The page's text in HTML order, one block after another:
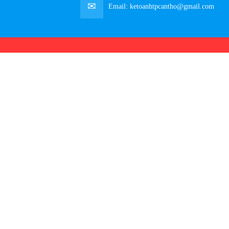
Email: ketoanhtpcantho@gmail.com